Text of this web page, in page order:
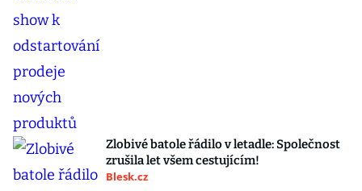
Zlobivé batole řádilo v letadle: Společnost
zrušila let všem cestujícím!
Blesk.cz